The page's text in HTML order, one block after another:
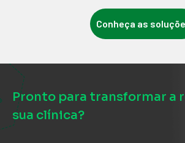
Conheça as
Pronto para transformar a
sua clínica?